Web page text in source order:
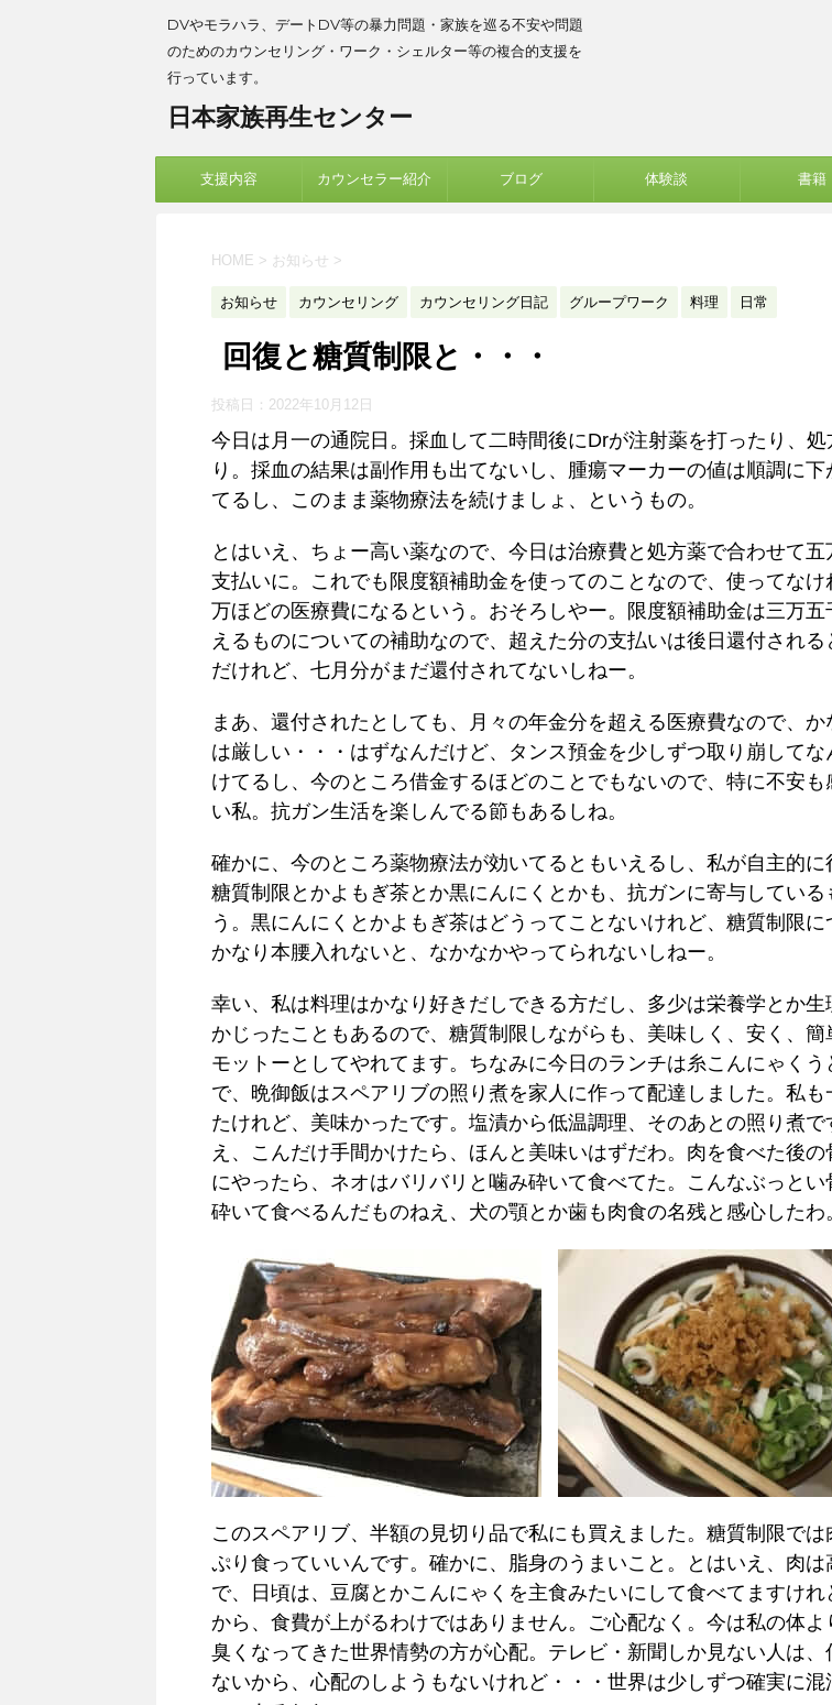
DVやモラハラ、デートDV等の暴力問題・家族を巡る不安や問題
のためのカウンセリング・ワーク・シェルター等の複合的支援を
行っています。
日本家族再生センター
支援内容 カウンセラー紹介 ブログ 体験談 書籍
HOME > お知らせ >
お知らせ カウンセリング カウンセリング日記 グループワーク 料理 日常
回復と糖質制限と・・・
投稿日： 2022年10月12日
今日は月一の通院日。採血して二時間後にDrが注射薬を打ったり、処
り。採血の結果は副作用も出てないし、腫瘍マーカーの値は順調に下
てるし、このまま薬物療法を続けましょ、というもの。
とはいえ、ちょー高い薬なので、今日は治療費と処方薬で合わせて五
支払いに。これでも限度額補助金を使ってのことなので、使ってなけ
万ほどの医療費になるという。おそろしやー。限度額補助金は三万五
えるものについての補助なので、超えた分の支払いは後日還付される
だけれど、七月分がまだ還付されてないしねー。
まあ、還付されたとしても、月々の年金分を超える医療費なので、か
は厳しい・・・はずなんだけど、タンス預金を少しずつ取り崩してな
けてるし、今のところ借金するほどのことでもないので、特に不安も
い私。抗ガン生活を楽しんでる節もあるしね。
確かに、今のところ薬物療法が効いてるともいえるし、私が自主的に
糖質制限とかよもぎ茶とか黒にんにくとかも、抗ガンに寄与している
う。黒にんにくとかよもぎ茶はどうってことないけれど、糖質制限に
かなり本腰入れないと、なかなかやってられないしねー。
幸い、私は料理はかなり好きだしできる方だし、多少は栄養学とか生
かじったこともあるので、糖質制限しながらも、美味しく、安く、簡
モットーとしてやれてます。ちなみに今日のランチは糸こんにゃくう
で、晩御飯はスペアリブの照り煮を家人に作って配達しました。私も
たけれど、美味かったです。塩漬から低温調理、そのあとの照り煮で
え、こんだけ手間かけたら、ほんと美味いはずだわ。肉を食べた後の
にやったら、ネオはバリバリと噛み砕いて食べてた。こんなぶっとい
砕いて食べるんだものねえ、犬の顎とか歯も肉食の名残と感心したわ
このスペアリブ、半額の見切り品で私にも買えました。糖質制限では
ぷり食っていいんです。確かに、脂身のうまいこと。とはいえ、肉は
で、日頃は、豆腐とかこんにゃくを主食みたいにして食べてますけれ
から、食費が上がるわけではありません。ご心配なく。今は私の体よ
臭くなってきた世界情勢の方が心配。テレビ・新聞しか見ない人は、
ないから、心配のしようもないけれど・・・世界は少しずつ確実に混